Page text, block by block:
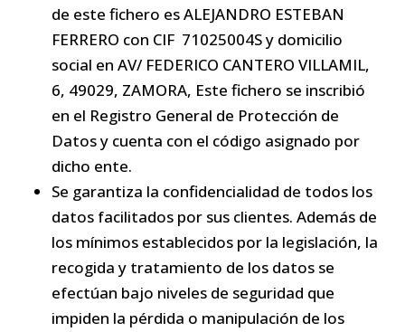
de este fichero es ALEJANDRO ESTEBAN
FERRERO con CIF 71025004S y domicilio
social en AV/ FEDERICO CANTERO VILLAMIL,
6, 49029, ZAMORA, Este fichero se inscribió
en el Registro General de Protección de
Datos y cuenta con el código asignado por
dicho ente.
Se garantiza la confidencialidad de todos los
datos facilitados por sus clientes. Además de
los mínimos establecidos por la legislación, la
recogida y tratamiento de los datos se
efectúan bajo niveles de seguridad que
impiden la pérdida o manipulación de los